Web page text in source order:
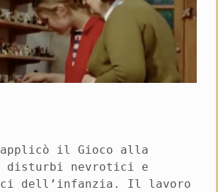
il Gioco alla
disturbi nevrotici e
dell’infanzia. Il lavoro